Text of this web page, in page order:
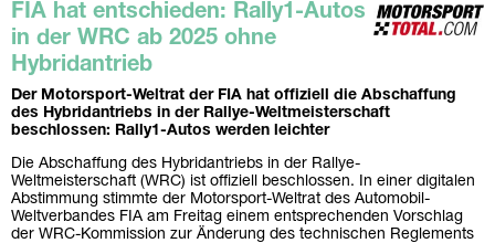
FIA hat entschieden: Rally1-Autos
in der WRC ab 2025 ohne
Hybridantrieb
Der Motorsport-Weltrat der FIA hat offiziell die Abschaffung
des Hybridantriebs in der Rallye-Weltmeisterschaft
beschlossen: Rally1-Autos werden leichter
Die Abschaffung des Hybridantriebs in der Rallye-
Weltmeisterschaft (WRC) ist offiziell beschlossen. In einer digitalen
Abstimmung stimmte der Motorsport-Weltrat des Automobil-
Weltverbandes FIA am Freitag einem entsprechenden Vorschlag
der WRC-Kommission zur Änderung des technischen Reglements